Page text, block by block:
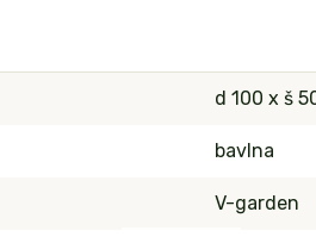
d 100 x š
bavlna
V-garden